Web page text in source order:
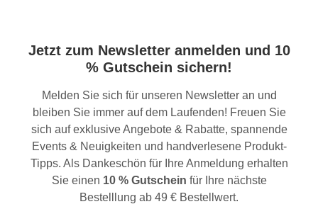
Jetzt zum Newsletter anmelden und 10
% Gutschein sichern!
Melden Sie sich für unseren Newsletter an und
bleiben Sie immer auf dem Laufenden! Freuen Sie
sich auf exklusive Angebote & Rabatte, spannende
Events & Neuigkeiten und handverlesene Produkt-
Tipps. Als Dankeschön für Ihre Anmeldung erhalten
Sie einen 10 % Gutschein für Ihre nächste
Bestelllung ab 49 € Bestellwert.